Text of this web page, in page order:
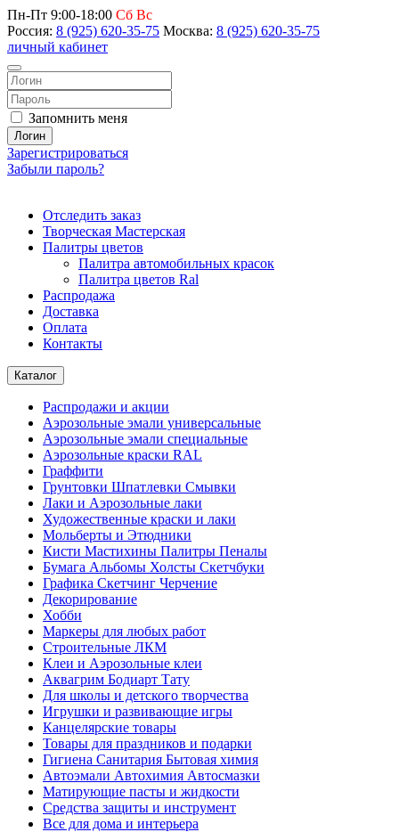
Пн-Пт 9:00-18:00 Сб Вс
Россия: 8 (925) 620-35-75 Москва: 8 (925) 620-35-75
личный кабинет
Запомнить меня
Логин
Зарегистрироваться
Забыли пароль?
Отследить заказ
Творческая Мастерская
Палитры цветов
Палитра автомобильных красок
Палитра цветов Ral
Распродажа
Доставка
Оплата
Контакты
Каталог
Распродажи и акции
Аэрозольные эмали универсальные
Аэрозольные эмали специальные
Аэрозольные краски RAL
Граффити
Грунтовки Шпатлевки Смывки
Лаки и Аэрозольные лаки
Художественные краски и лаки
Мольберты и Этюдники
Кисти Мастихины Палитры Пеналы
Бумага Альбомы Холсты Скетчбуки
Графика Скетчинг Черчение
Декорирование
Хобби
Маркеры для любых работ
Строительные ЛКМ
Клеи и Аэрозольные клеи
Аквагрим Бодиарт Тату
Для школы и детского творчества
Игрушки и развивающие игры
Канцелярские товары
Товары для праздников и подарки
Гигиена Санитария Бытовая химия
Автоэмали Автохимия Автосмазки
Матирующие пасты и жидкости
Средства защиты и инструмент
Все для дома и интерьера